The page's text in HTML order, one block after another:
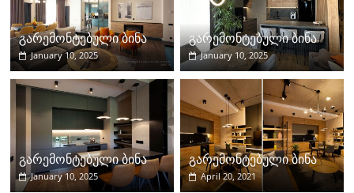
b
o
o
k
u
b
e
გარემონტებული ბინა
January 10, 2025
გარემონტებული ბინა
January 10, 2025
გარემონტებული ბინა
January 10, 2025
გარემონტებული ბინა
April 20, 2021